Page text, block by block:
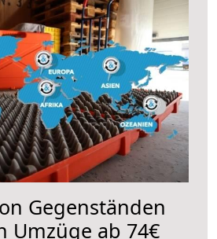
Gegenständen
Umzüge ab 74€